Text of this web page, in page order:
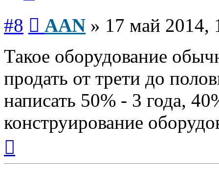
#8 AAN » 17 май 2014,
Такое оборудование
продать от трети до
написать 50% - 3 года,
конструирование
началу